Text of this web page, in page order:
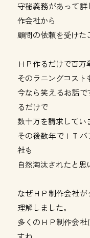
守秘義務があって
作会社から
顧問の依頼を受けた
ＨＰ作るだけで百万
そのラニングコスト
今なら笑えるお話で
るだけで
数十万を請求してい
その後数年でＩＴ
社も
自然淘汰されたと思
なぜＨＰ制作会社
理解しました。
多くのＨＰ制作会